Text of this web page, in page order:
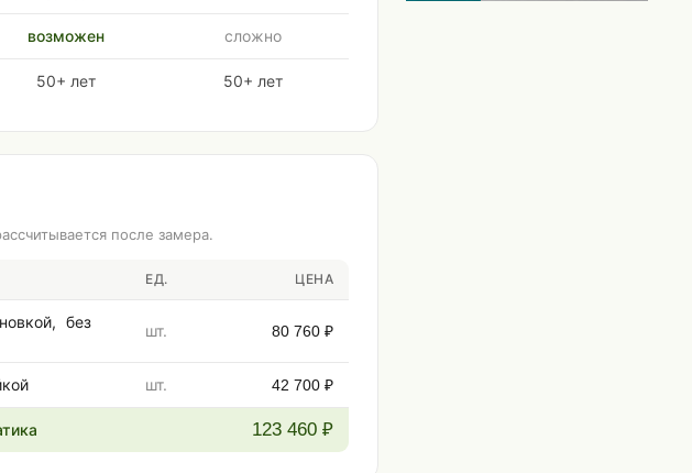
возможен сложно
50+ лет 50+ лет
после замера.
ЕД. ЦЕНА
без
шт. 80 760 ₽
шт. 42 700 ₽
123 460 ₽